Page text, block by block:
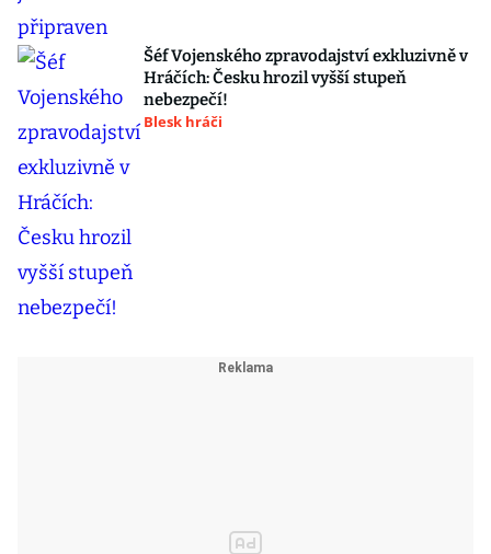
Šéf Vojenského zpravodajství exkluzivně v
Hráčích: Česku hrozil vyšší stupeň
nebezpečí!
Blesk hráči